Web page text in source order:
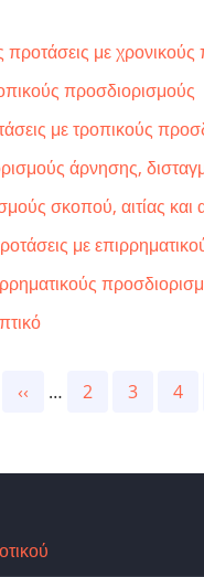
με χρονικούς
προσδιορισμούς
με τροπικούς
άρνησης,
σκοπού, αιτίας και
με
Previous
‹‹ … Page
2 Page
3 Page
4